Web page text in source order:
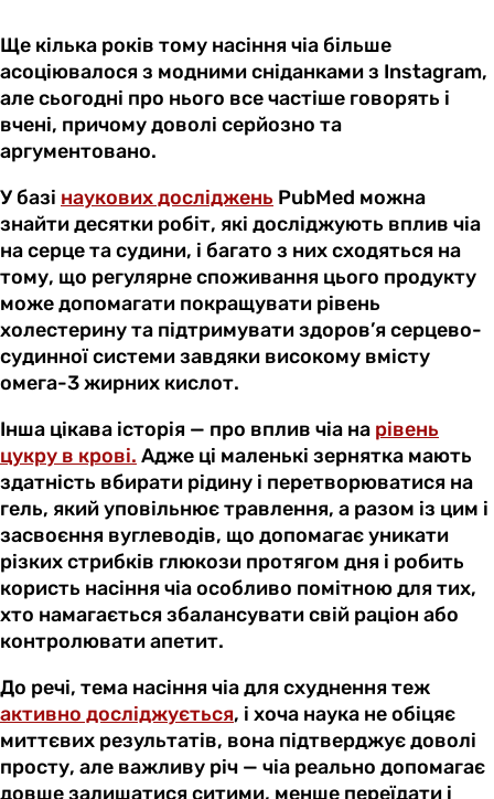
Ще кілька років тому насіння чіа більше
асоціювалося з модними сніданками з Instagram,
але сьогодні про нього все частіше говорять і
вчені, причому доволі серйозно та
аргументовано.
У базі наукових досліджень PubMed можна
знайти десятки робіт, які досліджують вплив чіа
на серце та судини, і багато з них сходяться на
тому, що регулярне споживання цього продукту
може допомагати покращувати рівень
холестерину та підтримувати здоров’я серцево-
судинної системи завдяки високому вмісту
омега-3 жирних кислот.
Інша цікава історія — про вплив чіа на рівень
цукру в крові. Адже ці маленькі зернятка мають
здатність вбирати рідину і перетворюватися на
гель, який уповільнює травлення, а разом із цим і
засвоєння вуглеводів, що допомагає уникати
різких стрибків глюкози протягом дня і робить
користь насіння чіа особливо помітною для тих,
хто намагається збалансувати свій раціон або
контролювати апетит.
До речі, тема насіння чіа для схуднення теж
активно досліджується, і хоча наука не обіцяє
миттєвих результатів, вона підтверджує доволі
просту, але важливу річ — чіа реально допомагає
довше залишатися ситими, менше переїдати і